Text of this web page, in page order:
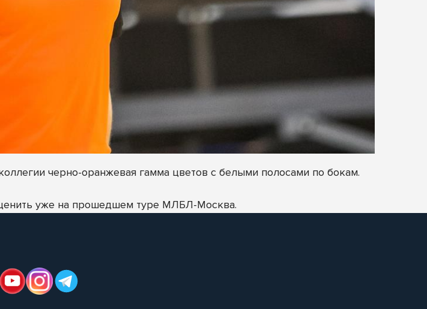
черно-оранжевая гамма цветов с белыми полосами по бокам.
уже на прошедшем туре МЛБЛ-Москва.